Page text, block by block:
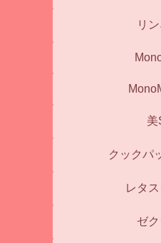
リ
美
クックパ
レタ
ゼ